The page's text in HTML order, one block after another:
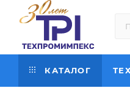
КАТАЛОГ